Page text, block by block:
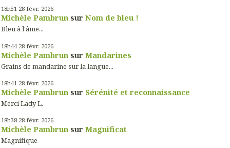
18h51 28 févr. 2026
Michèle Pambrun sur Nom de bleu !
Bleu à l'âme...
18h44 28 févr. 2026
Michèle Pambrun sur Mandarines
Grains de mandarine sur la langue...
18h41 28 févr. 2026
Michèle Pambrun sur Sérénité et reconnaissance
Merci Lady L.
18h38 28 févr. 2026
Michèle Pambrun sur Magnificat
Magnifique